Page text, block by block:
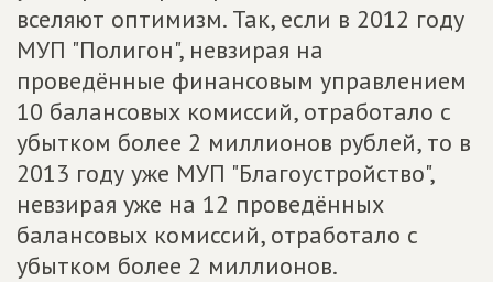
вселяют оптимизм. Так, если в 2012 году
МУП "Полигон", невзирая на
проведённые финансовым управлением
10 балансовых комиссий, отработало с
убытком более 2 миллионов рублей, то в
2013 году уже МУП "Благоустройство",
невзирая уже на 12 проведённых
балансовых комиссий, отработало с
убытком более 2 миллионов.